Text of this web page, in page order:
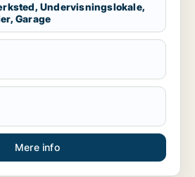
Undervisningslokale,
Garage
Mere info